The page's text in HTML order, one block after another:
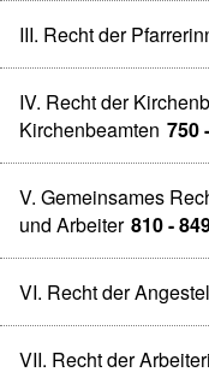
III. Recht der
IV. Recht der
Kirchenbeamten 750
V. Gemeinsames
und Arbeiter 810 -
VI. Recht der
VII. Recht der